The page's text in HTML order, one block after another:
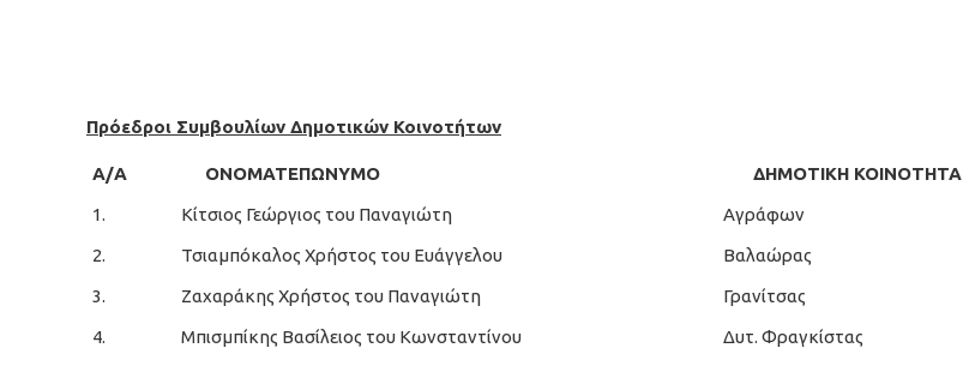
Πρόεδροι Συμβουλίων Δημοτικών Κοινοτήτων
Α/Α ΟΝΟΜΑΤΕΠΩΝΥΜΟ
ΔΗΜΟΤΙΚΗ ΚΟΙΝΟΤΗΤΑ
1.
Κίτσιος Γεώργιος του Παναγιώτη
Αγράφων
2.
Τσιαμπόκαλος Χρήστος του Ευάγγελου
Βαλαώρας
3.
Ζαχαράκης Χρήστος του Παναγιώτη
Γρανίτσας
4.
Μπισμπίκης Βασίλειος του Κωνσταντίνου
Δυτ. Φραγκίστας